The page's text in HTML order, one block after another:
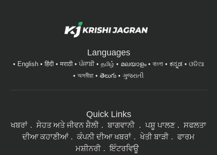
ਪੰਜਾਬੀ தமிழ் മലയാളം
অসমীয়া
తెలుగు ગુજરાતી
ਸੇਹਤ ਅਤੇ ਜੀਵਨ ਸ਼ੈਲੀ ਬਾਗਵਾਨੀ
ਦੀਆ ਕਹਾਣੀਆਂ
ਕੰਪਨੀ ਦੀਆ ਖਬਰਾਂ ਖੇਤੀ ਬਾੜੀ
ਫਾਰਮ
ਮਸ਼ੀਨਰੀ
ਇੰਟਰਵਿਊ